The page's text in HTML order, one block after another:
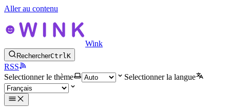
Aller au contenu
Wink
RechercherCtrlK
RSS
Selectionner le thème
Selectionner la langue